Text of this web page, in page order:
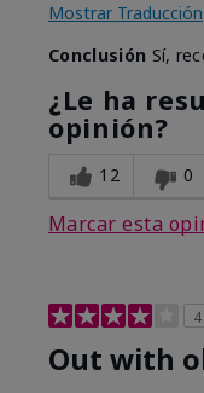
Mostrar Traducción
Conclusión Sí,
¿Le ha
opinión?
12 0
Marcar esta
4
Out with